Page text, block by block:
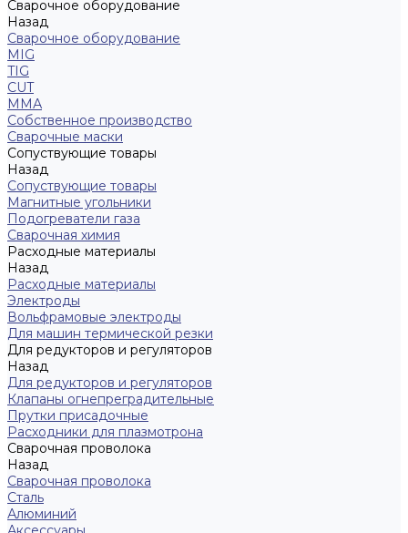
Сварочное оборудование
Назад
Сварочное оборудование
MIG
TIG
CUT
ММА
Собственное производство
Сварочные маски
Сопуствующие товары
Назад
Сопуствующие товары
Магнитные угольники
Подогреватели газа
Сварочная химия
Расходные материалы
Назад
Расходные материалы
Электроды
Вольфрамовые электроды
Для машин термической резки
Для редукторов и регуляторов
Назад
Для редукторов и регуляторов
Клапаны огнепреградительные
Прутки присадочные
Расходники для плазмотрона
Сварочная проволока
Назад
Сварочная проволока
Сталь
Алюминий